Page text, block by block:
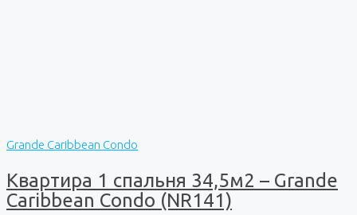
Grande Caribbean Condo
Квартира 1 спальня 34,5м2 – Grande
Caribbean Condo (NR141)